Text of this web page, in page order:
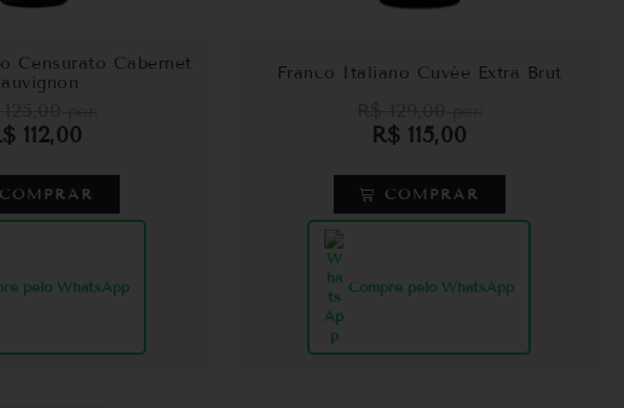
Censurato Cabernet
112,00
COMPRAR
pelo WhatsApp
Franco Italiano Cuvée Extra Brut
R$ 115,00
COMPRAR
Compre pelo WhatsApp